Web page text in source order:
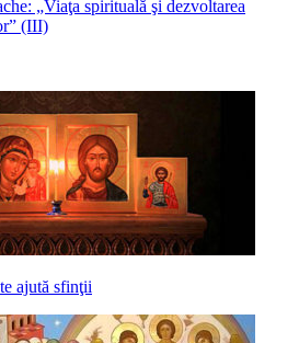
„Viaţa spirituală şi dezvoltarea
(III)
ajută sfinţii